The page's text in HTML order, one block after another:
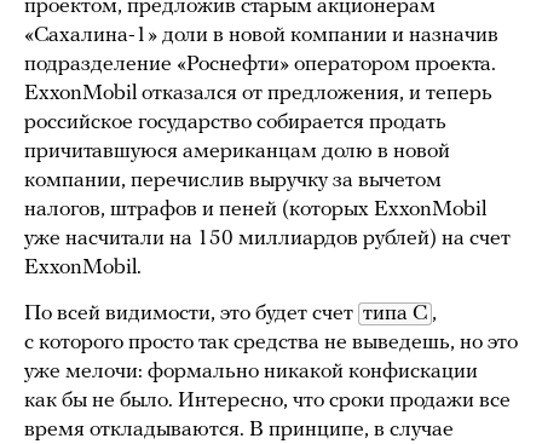
проектом, предложив старым акционерам
«Сахалина-1» доли в новой компании и назначив
подразделение «Роснефти» оператором проекта.
ExxonMobil отказался от предложения, и теперь
российское государство собирается продать
причитавшуюся американцам долю в новой
компании, перечислив выручку за вычетом
налогов, штрафов и пеней (которых ExxonMobil
уже насчитали на 150 миллиардов рублей) на счет
ExxonMobil.
По всей видимости, это будет счет типа С ,
с которого просто так средства не выведешь, но это
уже мелочи: формально никакой конфискации
как бы не было. Интересно, что сроки продажи все
время откладываются. В принципе, в случае